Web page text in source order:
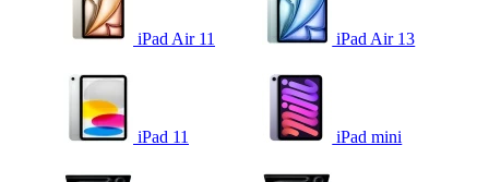
iPad Air 11 iPad Air 13
iPad 11 iPad mini